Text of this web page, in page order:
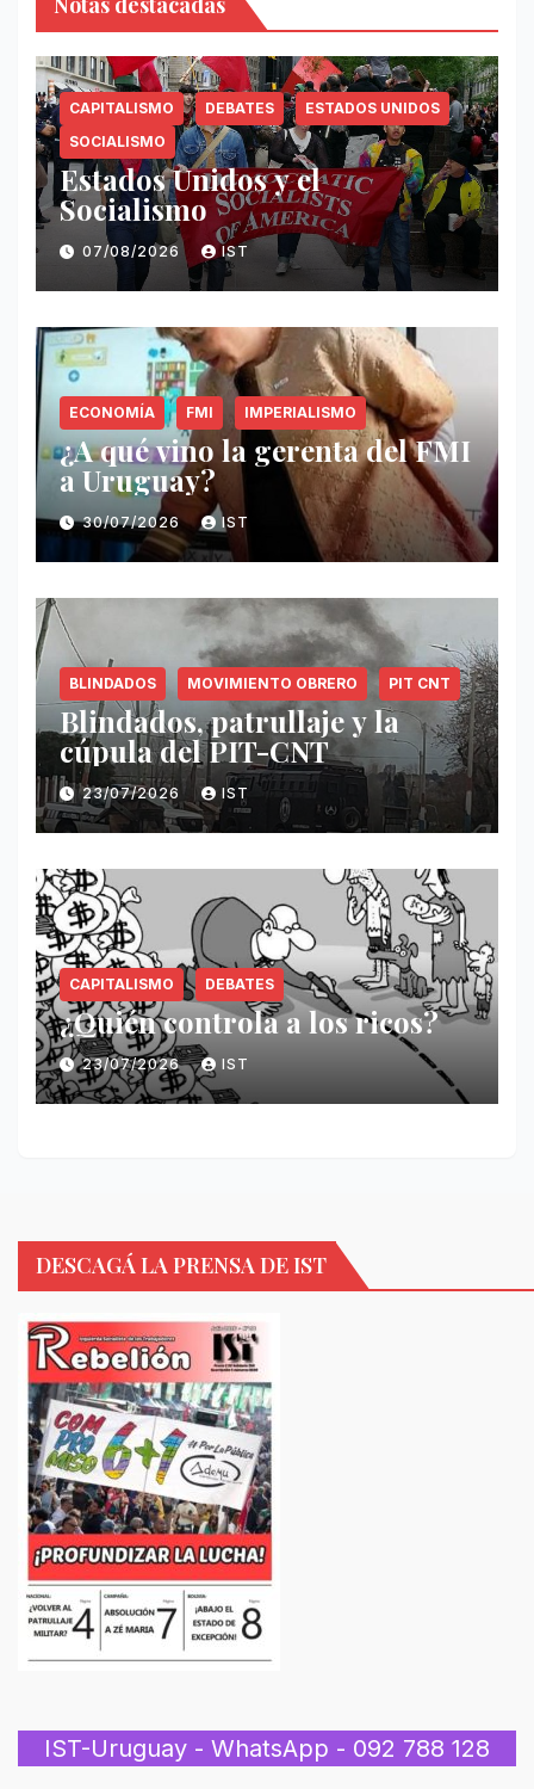
CAPITALISMO DEBATES
ESTADOS UNIDOS
SOCIALISMO
Estados Unidos y el
Socialismo
07/08/2026 IST
ECONOMÍA FMI IMPERIALISMO
¿A qué vino la gerenta del FMI
a Uruguay?
30/07/2026 IST
BLINDADOS MOVIMIENTO OBRERO PIT CNT
Blindados, patrullaje y la
cúpula del PIT-CNT
23/07/2026 IST
CAPITALISMO DEBATES
¿Quién controla a los ricos?
23/07/2026 IST
DESCAGÁ LA PRENSA DE IST
IST-Uruguay - WhatsApp - 092 788 128